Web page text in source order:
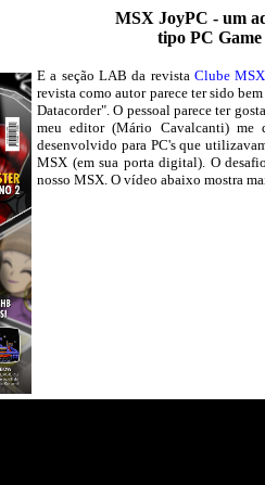
MSX JoyPC - um
tipo PC
E a seção LAB da revistaClube
revista como autor parece ter sido
Datacorder". O pessoal parece ter
meu editor (Mário Cavalcanti) me
desenvolvido para PC's que
MSX (em sua porta digital). O
nosso MSX. O vídeo abaixo mostra